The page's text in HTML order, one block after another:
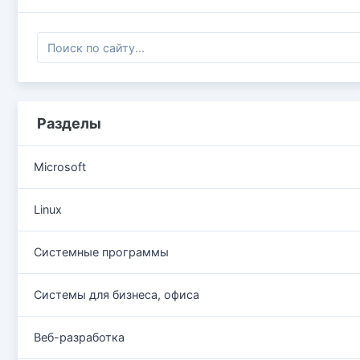
Разделы
Microsoft
Linux
Системные программы
Системы для бизнеса, офиса
Веб-разработка